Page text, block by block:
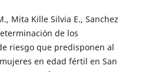
Mita Kille Silvia E., Sanchez
de los
riesgo que predisponen al
en edad fértil en San